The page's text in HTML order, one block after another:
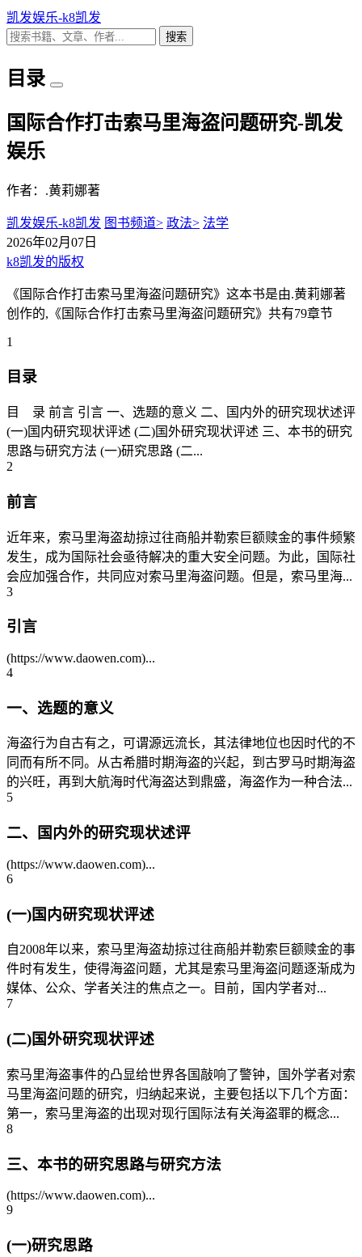
凯发娱乐-k8凯发
搜索
目录
国际合作打击索马里海盗问题研究-凯发
娱乐
作者：.黄莉娜著
凯发娱乐-k8凯发 图书频道> 政法> 法学
2026年02月07日
k8凯发的版权
《国际合作打击索马里海盗问题研究》这本书是由.黄莉娜著
创作的,《国际合作打击索马里海盗问题研究》共有79章节
1
目录
目 录 前言 引言 一、选题的意义 二、国内外的研究现状述评
(一)国内研究现状评述 (二)国外研究现状评述 三、本书的研究
思路与研究方法 (一)研究思路 (二...
2
前言
近年来，索马里海盗劫掠过往商船并勒索巨额赎金的事件频繁
发生，成为国际社会亟待解决的重大安全问题。为此，国际社
会应加强合作，共同应对索马里海盗问题。但是，索马里海...
3
引言
(https://www.daowen.com)...
4
一、选题的意义
海盗行为自古有之，可谓源远流长，其法律地位也因时代的不
同而有所不同。从古希腊时期海盗的兴起，到古罗马时期海盗
的兴旺，再到大航海时代海盗达到鼎盛，海盗作为一种合法...
5
二、国内外的研究现状述评
(https://www.daowen.com)...
6
(一)国内研究现状评述
自2008年以来，索马里海盗劫掠过往商船并勒索巨额赎金的事
件时有发生，使得海盗问题，尤其是索马里海盗问题逐渐成为
媒体、公众、学者关注的焦点之一。目前，国内学者对...
7
(二)国外研究现状评述
索马里海盗事件的凸显给世界各国敲响了警钟，国外学者对索
马里海盗问题的研究，归纳起来说，主要包括以下几个方面：
第一，索马里海盗的出现对现行国际法有关海盗罪的概念...
8
三、本书的研究思路与研究方法
(https://www.daowen.com)...
9
(一)研究思路